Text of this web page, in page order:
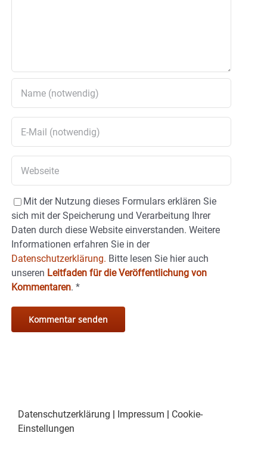
Mit der Nutzung dieses Formulars erklären Sie
sich mit der Speicherung und Verarbeitung Ihrer
Daten durch diese Website einverstanden. Weitere
Informationen erfahren Sie in der
Datenschutzerklärung. Bitte lesen Sie hier auch
unseren Leitfaden für die Veröffentlichung von
Kommentaren. *
Datenschutzerklärung Impressum
Cookie-
Einstellungen